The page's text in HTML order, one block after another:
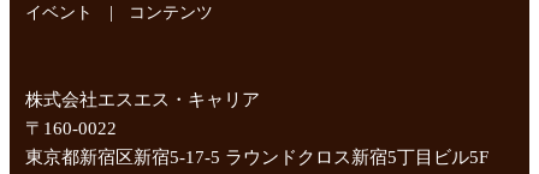
イベント | コンテンツ
株式会社エスエス・キャリア
〒160-0022
東京都新宿区新宿5-17-5 ラウンドクロス新宿5丁目ビル5F